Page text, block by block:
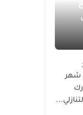
مع
شهر